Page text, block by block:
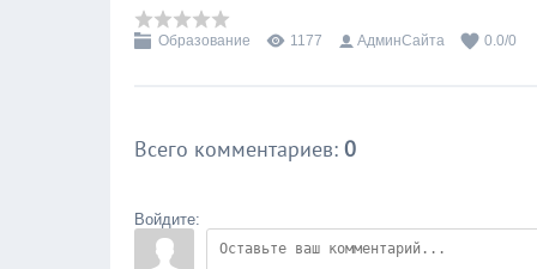
Образование 1177 АдминСайта 0.0/0
Всего комментариев: 0
Войдите: